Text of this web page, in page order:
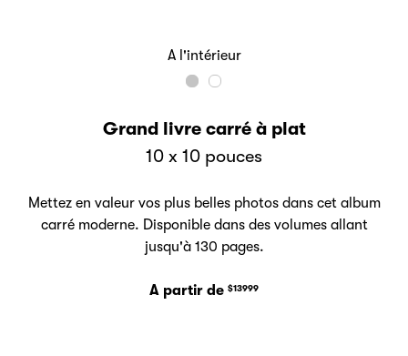
A l'intérieur
Grand livre carré à plat
10 x 10 pouces
Mettez en valeur vos plus belles photos dans cet album
carré moderne. Disponible dans des volumes allant
jusqu'à 130 pages.
A partir de $13999